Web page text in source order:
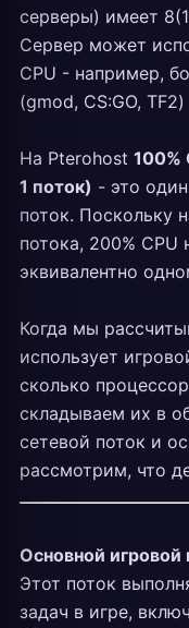
серверы) имеет
Сервер может
CPU - например,
(gmod, CS:GO,
На Pterohost 100%
1 поток) - это
поток. Поскольку
потока, 200%
эквивалентно
Когда мы
использует
сколько
складываем их в
сетевой поток и
рассмотрим, что
Основной игровой
Этот поток
задач в игре,